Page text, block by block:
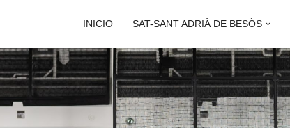
INICIO SAT-SANT ADRIÀ DE BESÒS